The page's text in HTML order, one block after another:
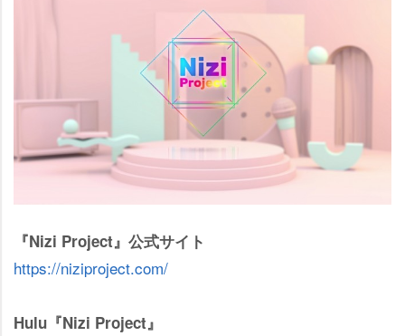
『Nizi Project』公式サイト
https://niziproject.com/
Hulu『Nizi Project』